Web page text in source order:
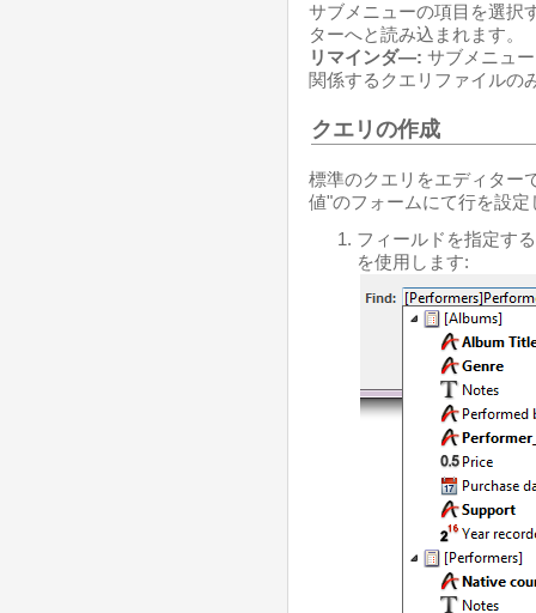
サブメニューの項目を選択
ターへと読み込まれます。
リマインダ―: サブメニュ
関係するクエリファイルの
クエリの作成
標準のクエリをエディター
値"のフォームにて行を設定
フィールドを指定す
を使用します: